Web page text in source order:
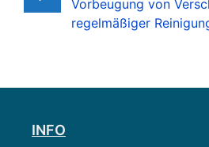
Vorbeugung von
regelmäßiger
INFO